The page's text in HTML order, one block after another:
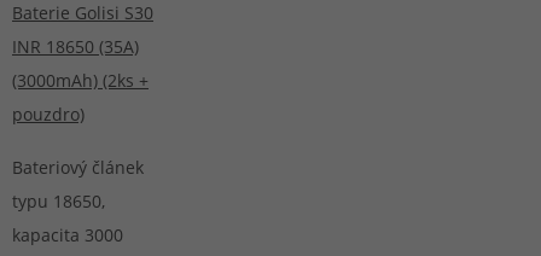
Baterie Golisi S30
INR 18650 (35A)
(3000mAh) (2ks +
pouzdro)
Bateriový článek
typu 18650,
kapacita 3000